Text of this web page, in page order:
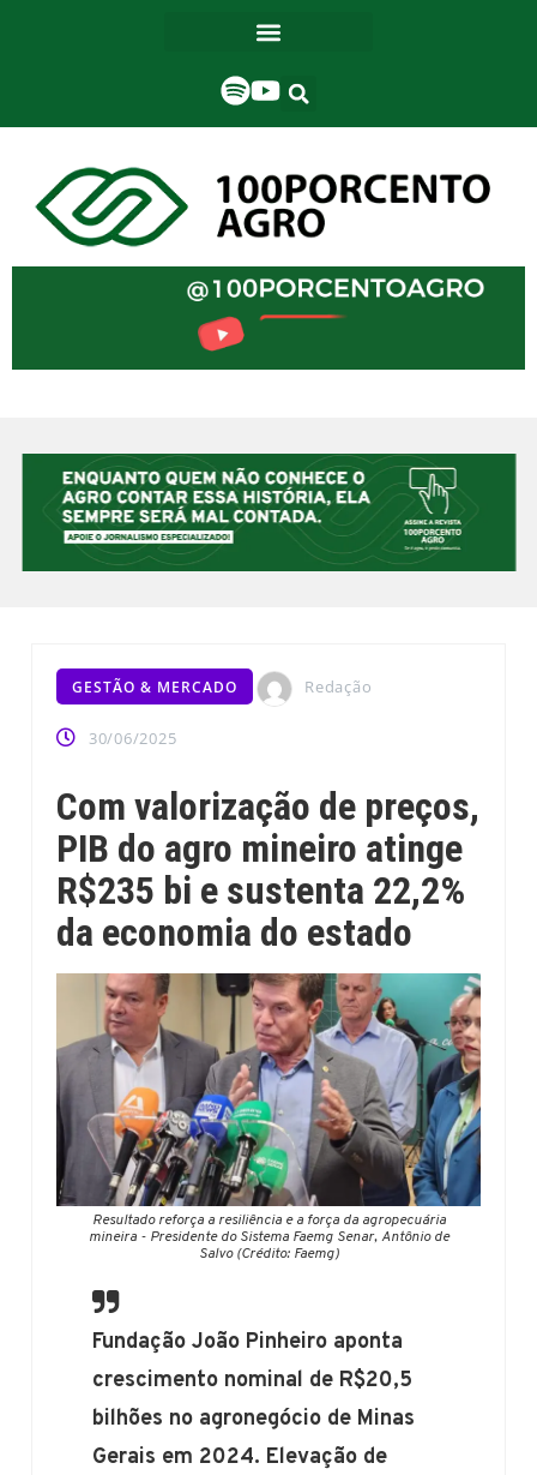
GESTÃO & MERCADO Redação
30/06/2025
Com valorização de preços,
PIB do agro mineiro atinge
R$235 bi e sustenta 22,2%
da economia do estado
Resultado reforça a resiliência e a força da agropecuária
mineira - Presidente do Sistema Faemg Senar, Antônio de
Salvo (Crédito: Faemg)
Fundação João Pinheiro aponta
crescimento nominal de R$20,5
bilhões no agronegócio de Minas
Gerais em 2024. Elevação de